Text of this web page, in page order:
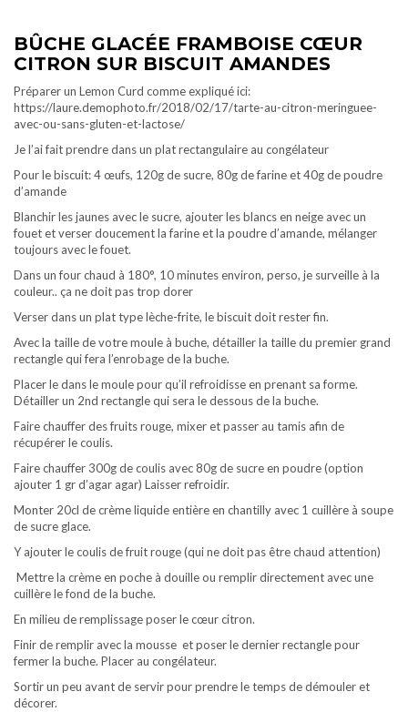
BÛCHE GLACÉE FRAMBOISE CŒUR
CITRON SUR BISCUIT AMANDES
Préparer un Lemon Curd comme expliqué ici:
https://laure.demophoto.fr/2018/02/17/tarte-au-citron-meringuee-
avec-ou-sans-gluten-et-lactose/
Je l’ai fait prendre dans un plat rectangulaire au congélateur
Pour le biscuit: 4 œufs, 120g de sucre, 80g de farine et 40g de poudre
d’amande
Blanchir les jaunes avec le sucre, ajouter les blancs en neige avec un
fouet et verser doucement la farine et la poudre d’amande, mélanger
toujours avec le fouet.
Dans un four chaud à 180°, 10 minutes environ, perso, je surveille à la
couleur.. ça ne doit pas trop dorer
Verser dans un plat type lèche-frite, le biscuit doit rester fin.
Avec la taille de votre moule à buche, détailler la taille du premier grand
rectangle qui fera l’enrobage de la buche.
Placer le dans le moule pour qu’il refroidisse en prenant sa forme.
Détailler un 2nd rectangle qui sera le dessous de la buche.
Faire chauffer des fruits rouge, mixer et passer au tamis afin de
récupérer le coulis.
Faire chauffer 300g de coulis avec 80g de sucre en poudre (option
ajouter 1 gr d’agar agar) Laisser refroidir.
Monter 20cl de crème liquide entière en chantilly avec 1 cuillère à soupe
de sucre glace.
Y ajouter le coulis de fruit rouge (qui ne doit pas être chaud attention)
Mettre la crème en poche à douille ou remplir directement avec une
cuillère le fond de la buche.
En milieu de remplissage poser le cœur citron.
Finir de remplir avec la mousse et poser le dernier rectangle pour
fermer la buche. Placer au congélateur.
Sortir un peu avant de servir pour prendre le temps de démouler et
décorer.